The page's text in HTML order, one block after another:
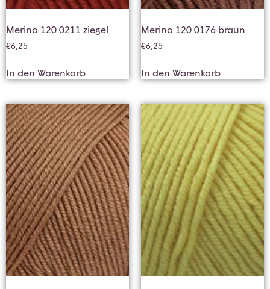
Merino 120 0211 ziegel
€6,25
In den Warenkorb
Merino 120 0176 braun
€6,25
In den Warenkorb